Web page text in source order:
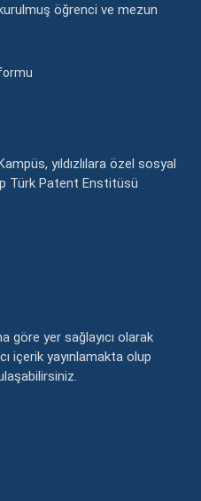
öğrenci ve mezun
yıldızlılara özel sosyal
Türk Patent Enstitüsü
göre yer sağlayıcı olarak
içerik yayınlamakta olup